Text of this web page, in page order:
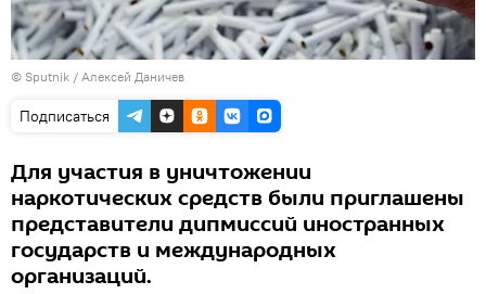
© Sputnik / Алексей Даничев
Подписаться
Для участия в уничтожении
наркотических средств были приглашены
представители дипмиссий иностранных
государств и международных
организаций.